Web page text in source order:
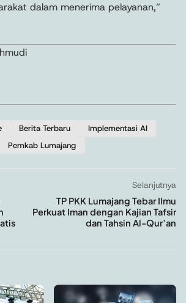
dalam menerima pelayanan,”
Berita Terbaru
Implementasi AI
Pemkab Lumajang
Selanjutnya
TP PKK Lumajang Tebar Ilmu
Perkuat Iman dengan Kajian Tafsir
dan Tahsin Al-Qur’an